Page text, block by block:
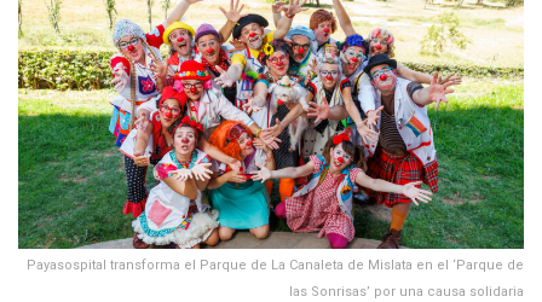
Payasospital transforma el Parque de La Canaleta de Mislata en el ‘Parque de
las Sonrisas’ por una causa solidaria